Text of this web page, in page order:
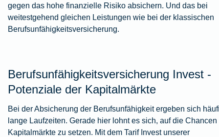
gegen das hohe finanzielle Risiko absichern. Und das bei
weitestgehend gleichen Leistungen wie bei der klassischen
Berufsunfähigkeitsversicherung.
Berufsunfähigkeitsversicherung Invest -
Potenziale der Kapitalmärkte
Bei der Absicherung der Berufsunfähigkeit ergeben sich
lange Laufzeiten. Gerade hier lohnt es sich, auf die Chancen
Kapitalmärkte zu setzen. Mit dem Tarif Invest unserer